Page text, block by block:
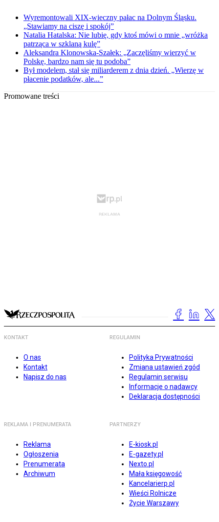
Wyremontowali XIX-wieczny pałac na Dolnym Śląsku.
„Stawiamy na ciszę i spokój”
Natalia Hatalska: Nie lubię, gdy ktoś mówi o mnie „wróżka
patrząca w szklaną kulę”
Aleksandra Klonowska-Szałek: „Zaczęliśmy wierzyć w
Polskę, bardzo nam się tu podoba”
Był modelem, stał się miliarderem z dnia dzień. „Wierzę w
płacenie podatków, ale...”
Promowane treści
KONTAKT
O nas
Kontakt
Napisz do nas
REGULAMIN
Polityka Prywatności
Zmiana ustawień zgód
Regulamin serwisu
Informacje o nadawcy
Deklaracja dostępności
REKLAMA I PRENUMERATA
Reklama
Ogłoszenia
Prenumerata
Archiwum
PARTNERZY
E-kiosk.pl
E-gazety.pl
Nexto.pl
Mała księgowość
Kancelarierp.pl
Wieści Rolnicze
Życie Warszawy